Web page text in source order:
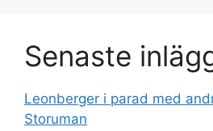
Senaste
Leonberger i parad med
Storuman